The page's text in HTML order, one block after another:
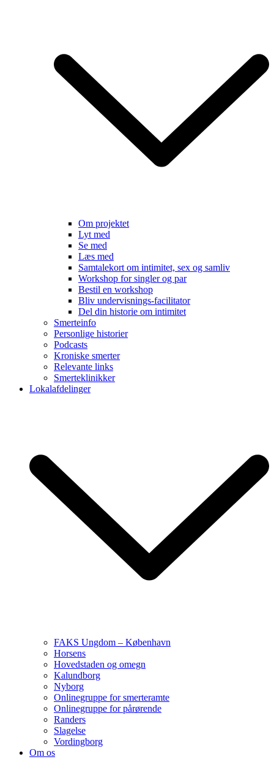
Om projektet
Lyt med
Se med
Læs med
Samtalekort om intimitet, sex og samliv
Workshop for singler og par
Bestil en workshop
Bliv undervisnings-facilitator
Del din historie om intimitet
Smerteinfo
Personlige historier
Podcasts
Kroniske smerter
Relevante links
Smerteklinikker
Lokalafdelinger
FAKS Ungdom – København
Horsens
Hovedstaden og omegn
Kalundborg
Nyborg
Onlinegruppe for smerteramte
Onlinegruppe for pårørende
Randers
Slagelse
Vordingborg
Om os